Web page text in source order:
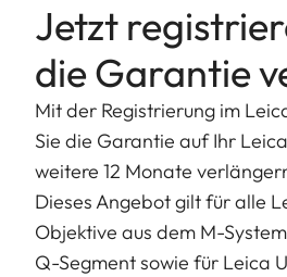
Jetzt
die Garantie
Mit der Registrierung im
Sie die Garantie auf Ihr
weitere 12 Monate
Dieses Angebot gilt für alle
Objektive aus dem M-
Q-Segment sowie für Leica